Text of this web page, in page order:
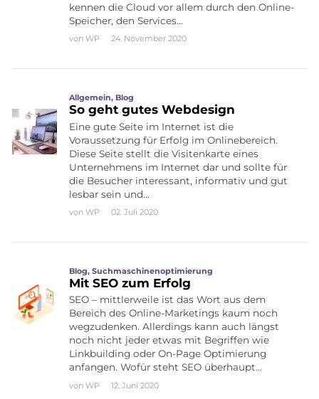
kennen die Cloud vor allem durch den Online-
Speicher, den Services…
vonWP 24. November 2020
Allgemein, Blog
So geht gutes Webdesign
Eine gute Seite im Internet ist die
Voraussetzung für Erfolg im Onlinebereich.
Diese Seite stellt die Visitenkarte eines
Unternehmens im Internet dar und sollte für
die Besucher interessant, informativ und gut
lesbar sein und…
vonWP 02. Juli 2020
Blog,Suchmaschinenoptimierung
Mit SEO zum Erfolg
SEO – mittlerweile ist das Wort aus dem
Bereich des Online-Marketings kaum noch
wegzudenken. Allerdings kann auch längst
noch nicht jeder etwas mit Begriffen wie
Linkbuilding oder On-Page Optimierung
anfangen. Wofür steht SEO überhaupt…
vonWP 12. Juni 2020